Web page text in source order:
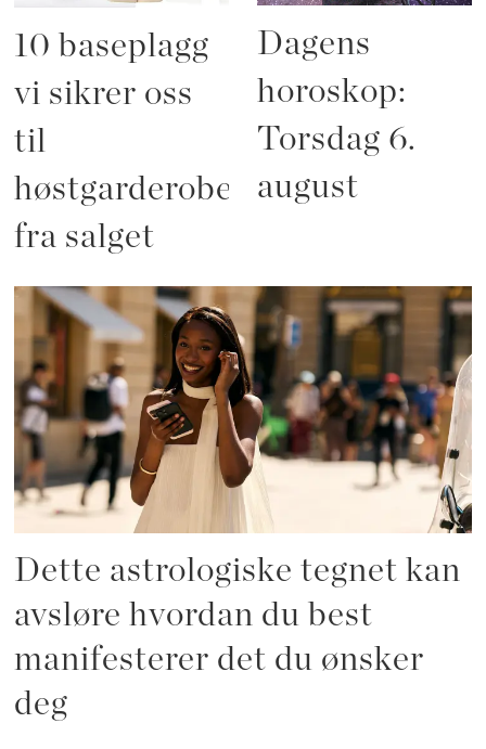
10 baseplagg
vi sikrer oss
til
høstgarderoben
fra salget
Dagens
horoskop:
Torsdag 6.
august
Dette astrologiske tegnet kan
avsløre hvordan du best
manifesterer det du ønsker
deg